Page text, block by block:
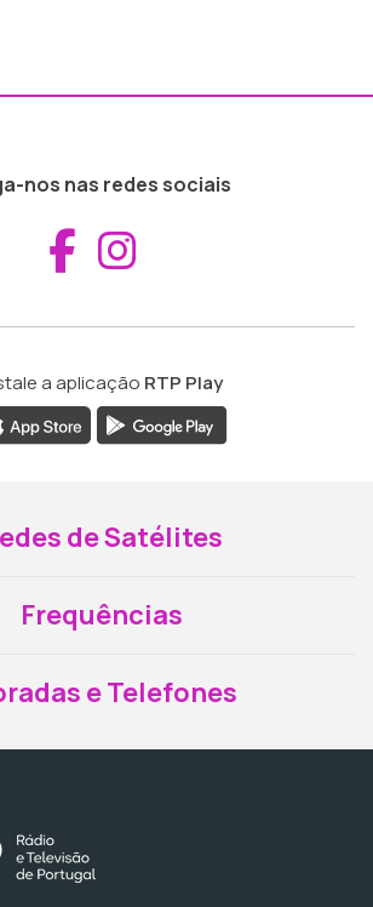
nos nas redes sociais
Aceder ao
a aplicação RTP Play
de Satélites
Frequências
e Telefones